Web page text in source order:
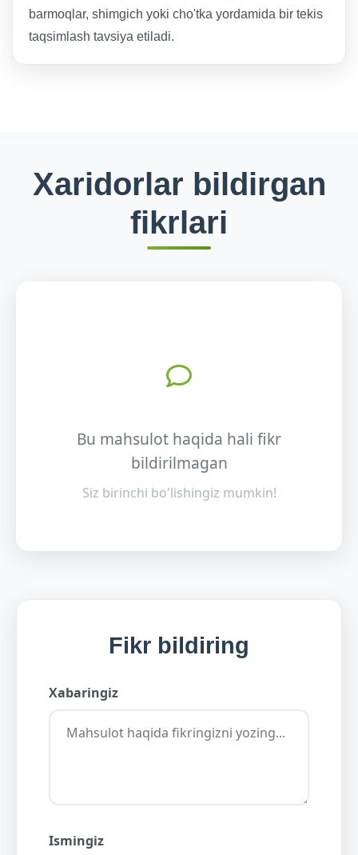
barmoqlar, shimgich yoki cho'tka yordamida bir tekis
taqsimlash tavsiya etiladi.
Xaridorlar bildirgan
fikrlari
Bu mahsulot haqida hali fikr
bildirilmagan
Siz birinchi bo'lishingiz mumkin!
Fikr bildiring
Xabaringiz
Ismingiz